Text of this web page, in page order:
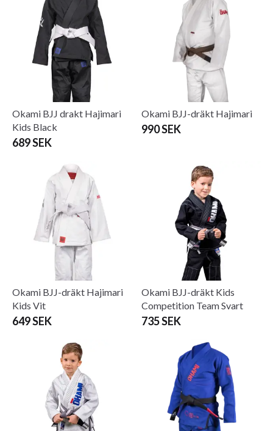
Okami BJJ drakt Hajimari
Kids Black
689 SEK
Okami BJJ-dräkt Hajimari
990 SEK
Okami BJJ-dräkt Hajimari
Kids Vit
649 SEK
Okami BJJ-dräkt Kids
Competition Team Svart
735 SEK